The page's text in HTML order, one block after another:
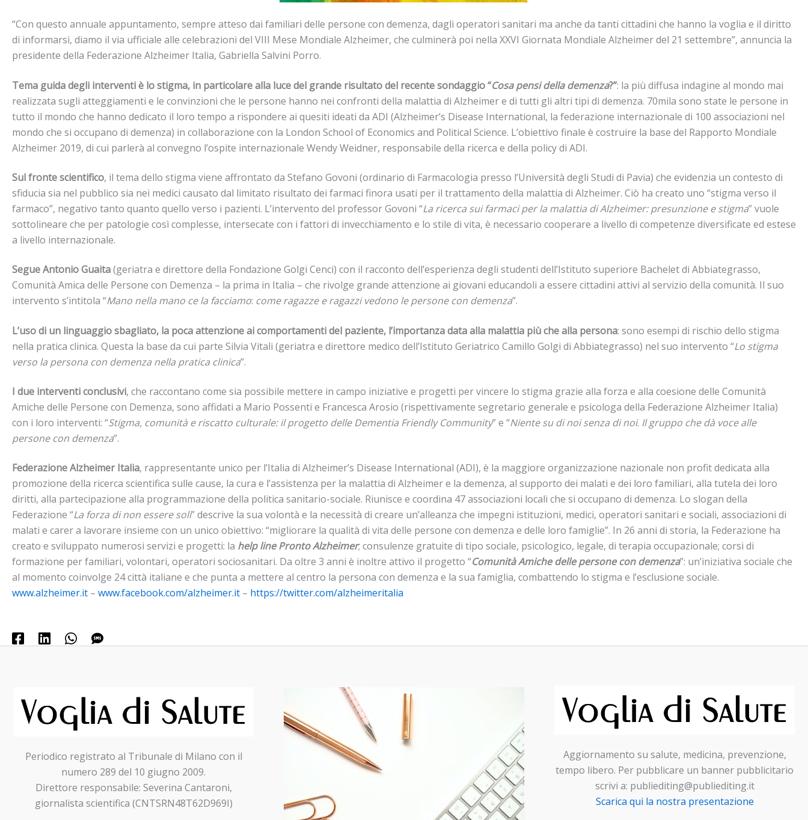
“Con questo annuale appuntamento, sempre atteso dai familiari delle persone con demenza, dagli operatori sanitari ma anche da tanti cittadini che hanno la voglia e il diritto
di informarsi, diamo il via ufficiale alle celebrazioni del VIII Mese Mondiale Alzheimer, che culminerà poi nella XXVI Giornata Mondiale Alzheimer del 21 settembre”, annuncia la
presidente della Federazione Alzheimer Italia, Gabriella Salvini Porro.
Tema guida degli interventi è lo stigma, in particolare alla luce del grande risultato del recentesondaggio “Cosa pensi della demenza?”: la più diffusa indagine al mondo mai
realizzata sugli atteggiamenti e le convinzioni che le persone hanno nei confronti della malattia di Alzheimer e di tutti gli altri tipi di demenza. 70mila sono state le persone in
tutto il mondo che hanno dedicato il loro tempo a rispondere ai quesiti ideati da ADI (Alzheimer’s Disease International, la federazione internazionale di 100 associazioni nel
mondo che si occupano di demenza) in collaborazione con la London School of Economics and Political Science. L’obiettivo finale è costruire la base del Rapporto Mondiale
Alzheimer 2019, di cui parlerà al convegno l’ospite internazionale Wendy Weidner, responsabile della ricerca e della policy di ADI.
Sul fronte scientifico, il tema dello stigma viene affrontato da Stefano Govoni (ordinario di Farmacologia presso l’Università degli Studi di Pavia) che evidenzia un contesto di
sfiducia sia nel pubblico sia nei medici causato dal limitato risultato dei farmaci finora usati per il trattamento della malattia di Alzheimer. Ciò ha creato uno “stigma verso il
farmaco”, negativo tanto quanto quello verso i pazienti. L’intervento del professor Govoni “La ricerca sui farmaci per la malattia di Alzheimer: presunzione e stigma” vuole
sottolineare che per patologie così complesse, intersecate con i fattori di invecchiamento e lo stile di vita, è necessario cooperare a livello di competenze diversificate ed estese
a livello internazionale.
SegueAntonio Guaita(geriatra e direttore della Fondazione Golgi Cenci) con il racconto dell’esperienza degli studenti dell’Istituto superiore Bachelet di Abbiategrasso,
Comunità Amica delle Persone con Demenza – la prima in Italia – che rivolge grande attenzione ai giovani educandoli a essere cittadini attivi al servizio della comunità. Il suo
intervento s’intitola “Mano nella mano ce la facciamo: come ragazze e ragazzi vedono le persone con demenza”.
L’uso di un linguaggio sbagliato, la poca attenzione ai comportamenti del paziente, l’importanza data alla malattia più che alla persona: sono esempi di rischio dello stigma
nella pratica clinica. Questa la base da cui parte Silvia Vitali (geriatra e direttore medico dell’Istituto Geriatrico Camillo Golgi di Abbiategrasso) nel suo intervento “Lo stigma
verso la persona con demenza nella pratica clinica”.
I due interventi conclusivi, che raccontano come sia possibile mettere in campo iniziative e progetti per vincere lo stigma grazie alla forza e alla coesione delle Comunità
Amiche delle Persone con Demenza, sono affidati a Mario Possenti e Francesca Arosio (rispettivamente segretario generale e psicologa della Federazione Alzheimer Italia)
con i loro interventi: “Stigma, comunità e riscatto culturale: il progetto delle Dementia Friendly Community” e “Niente su di noi senza di noi. Il gruppo che dà voce alle
persone con demenza”.
Federazione Alzheimer Italia, rappresentante unico per l’Italia di Alzheimer’s Disease International (ADI), è la maggiore organizzazione nazionale non profit dedicata alla
promozione della ricerca scientifica sulle cause, la cura e l’assistenza per la malattia di Alzheimer e la demenza, al supporto dei malati e dei loro familiari, alla tutela dei loro
diritti, alla partecipazione alla programmazione della politica sanitario-sociale. Riunisce e coordina 47 associazioni locali che si occupano di demenza. Lo slogan della
Federazione “La forza di non essere soli” descrive la sua volontà e la necessità di creare un’alleanza che impegni istituzioni, medici, operatori sanitari e sociali, associazioni di
malati e carer a lavorare insieme con un unico obiettivo: “migliorare la qualità di vita delle persone con demenza e delle loro famiglie”. In 26 anni di storia, la Federazione ha
creato e sviluppato numerosi servizi e progetti: la help line Pronto Alzheimer; consulenze gratuite di tipo sociale, psicologico, legale, di terapia occupazionale; corsi di
formazione per familiari, volontari, operatori sociosanitari. Da oltre 3 anni è inoltre attivo il progetto “Comunità Amiche delle persone con demenza”: un’iniziativa sociale che
al momento coinvolge 24 città italiane e che punta a mettere al centro la persona con demenza e la sua famiglia, combattendo lo stigma e l’esclusione sociale.
www.alzheimer.it – www.facebook.com/alzheimer.it – https://twitter.com/alzheimeritalia
Periodico registrato al Tribunale di Milano con il
numero 289 del 10 giugno 2009.
Direttore responsabile: Severina Cantaroni,
giornalista scientifica (CNTSRN48T62D969I)
Aggiornamento su salute, medicina, prevenzione,
tempo libero. Per pubblicare un banner pubblicitario
scrivi a: publiediting@publiediting.it
Scarica qui la nostra presentazione